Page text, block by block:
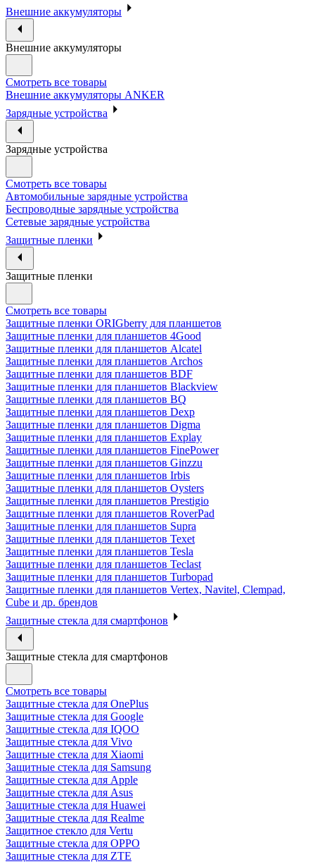
Внешние аккумуляторы
Внешние аккумуляторы
Смотреть все товары
Внешние аккумуляторы ANKER
Зарядные устройства
Зарядные устройства
Смотреть все товары
Автомобильные зарядные устройства
Беспроводные зарядные устройства
Сетевые зарядные устройства
Защитные пленки
Защитные пленки
Смотреть все товары
Защитные пленки ORIGberry для планшетов
Защитные пленки для планшетов 4Good
Защитные пленки для планшетов Alcatel
Защитные пленки для планшетов Archos
Защитные пленки для планшетов BDF
Защитные пленки для планшетов Blackview
Защитные пленки для планшетов BQ
Защитные пленки для планшетов Dexp
Защитные пленки для планшетов Digma
Защитные пленки для планшетов Explay
Защитные пленки для планшетов FinePower
Защитные пленки для планшетов Ginzzu
Защитные пленки для планшетов Irbis
Защитные пленки для планшетов Oysters
Защитные пленки для планшетов Prestigio
Защитные пленки для планшетов RoverPad
Защитные пленки для планшетов Supra
Защитные пленки для планшетов Texet
Защитные пленки для планшетов Tesla
Защитные пленки для планшетов Teclast
Защитные пленки для планшетов Turbopad
Защитные пленки для планшетов Vertex, Navitel, Clempad,
Cube и др. брендов
Защитные стекла для смартфонов
Защитные стекла для смартфонов
Смотреть все товары
Защитные стекла для OnePlus
Защитные стекла для Google
Защитные стекла для IQOO
Защитные стекла для Vivo
Защитные стекла для Xiaomi
Защитные стекла для Samsung
Защитные стекла для Apple
Защитные стекла для Asus
Защитные стекла для Huawei
Защитные стекла для Realme
Защитное стекло для Vertu
Защитные стекла для OPPO
Защитные стекла для ZTE